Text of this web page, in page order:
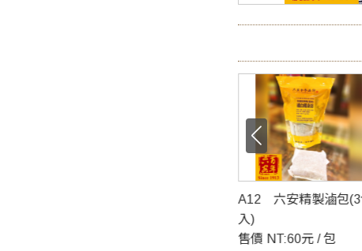
A12 六安精製滷包(3包
A17-1 機切八仙
售價 NT:130元 / 包